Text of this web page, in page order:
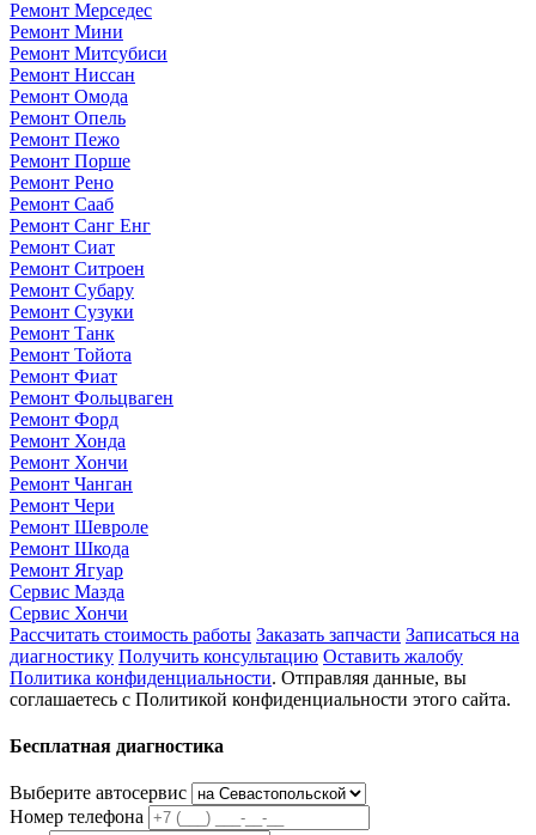
Ремонт Мерседес
Ремонт Мини
Ремонт Митсубиси
Ремонт Ниссан
Ремонт Омода
Ремонт Опель
Ремонт Пежо
Ремонт Порше
Ремонт Рено
Ремонт Сааб
Ремонт Санг Енг
Ремонт Сиат
Ремонт Ситроен
Ремонт Субару
Ремонт Сузуки
Ремонт Танк
Ремонт Тойота
Ремонт Фиат
Ремонт Фольцваген
Ремонт Форд
Ремонт Хонда
Ремонт Хончи
Ремонт Чанган
Ремонт Чери
Ремонт Шевроле
Ремонт Шкода
Ремонт Ягуар
Сервис Мазда
Сервис Хончи
Рассчитать стоимость работы Заказать запчасти Записаться на
диагностику Получить консультацию Оставить жалобу
Политика конфиденциальности. Отправляя данные, вы
соглашаетесь с Политикой конфиденциальности этого сайта.
Бесплатная диагностика
Выберите автосервис
Номер телефона